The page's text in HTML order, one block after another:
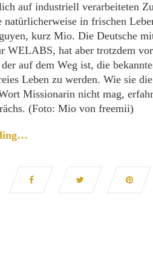
auf industriell verarbeiteten
natürlicherweise in frischen
kurz Mio. Die Deutsche
WELABS, hat aber trotzdem
auf dem Weg ist, die
Leben zu werden. Wie sie
Missionarin nicht mag,
(Foto: Mio von freemii)